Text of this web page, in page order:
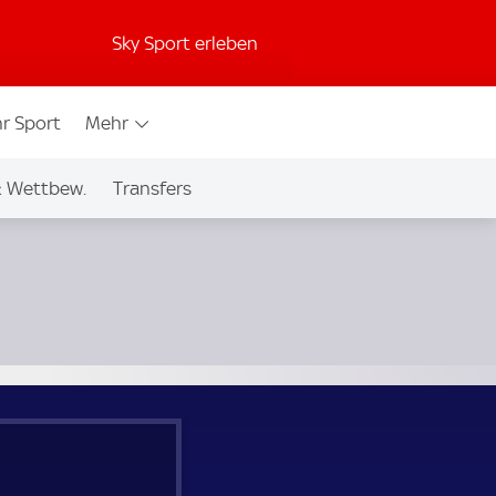
Sky Sport erleben
Sport Mehr
Wettbew. Transfers